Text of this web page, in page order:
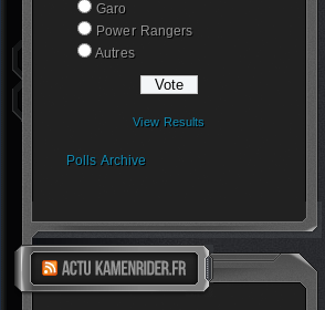
Garo
Power Rangers
Autres
View Results
Polls Archive